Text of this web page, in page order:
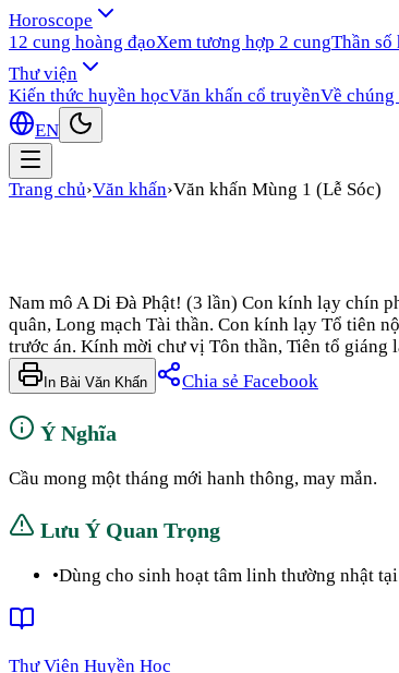
Horoscope
12 cung hoàng đạoXem tương hợp 2 cungThần số
Thư viện
Kiến thức huyền họcVăn khấn cổ truyềnVề
EN
Trang chủ›Văn khấn›Văn khấn Mùng 1 (Lễ Sóc)
Nam mô A Di Đà Phật! (3 lần) Con kính lạy chín
quân, Long mạch Tài thần. Con kính lạy Tổ tiên
trước án. Kính mời chư vị Tôn thần, Tiên tổ giáng
In Bài Văn Khấn Chia sẻ Facebook
Ý Nghĩa
Cầu mong một tháng mới hanh thông, may mắn.
Lưu Ý Quan Trọng
•Dùng cho sinh hoạt tâm linh thường nhật
Thư Viện Huyền Học